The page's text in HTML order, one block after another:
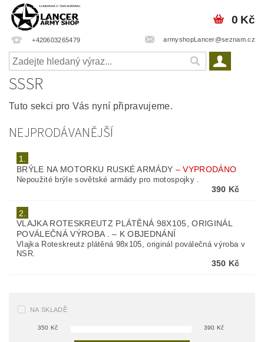
+420603265479 armyshopLancer@seznam.cz
0 Kč
SSSR
Tuto sekci pro Vás nyní připravujeme.
NEJPRODÁVANĚJŠÍ
1.
BRÝLE NA MOTORKU RUSKÉ ARMÁDY –VYPRODÁNO
Nepoužité brýle sovětské armády pro motospojky .
390 Kč
2.
VLAJKA ROTESKREUTZ PLÁTĚNÁ 98X105, ORIGINÁL
POVÁLEČNÁ VÝROBA .– K OBJEDNÁNÍ
Vlajka Roteskreutz plátěná 98x105, originál poválečná výroba v
NSR.
350 Kč
NA SKLADĚ
350 Kč 390 Kč